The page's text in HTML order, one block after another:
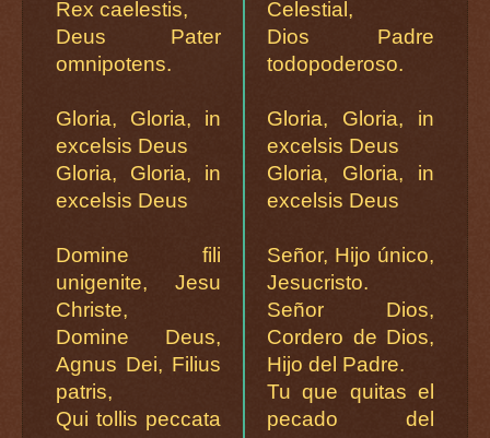
Rex caelestis,
Deus Pater
omnipotens.
Gloria, Gloria, in
excelsis Deus
Gloria, Gloria, in
excelsis Deus
Domine fili
unigenite, Jesu
Christe,
Domine Deus,
Agnus Dei, Filius
patris,
Qui tollis peccata
Celestial,
Dios Padre
todopoderoso.
Gloria, Gloria, in
excelsis Deus
Gloria, Gloria, in
excelsis Deus
Señor, Hijo único,
Jesucristo.
Señor Dios,
Cordero de Dios,
Hijo del Padre.
Tu que quitas el
pecado del